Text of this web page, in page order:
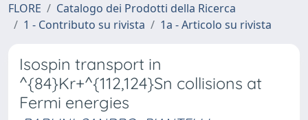
FLORE
Catalogo dei Prodotti della Ricerca
1 - Contributo su rivista
1a - Articolo su rivista
Isospin transport in
^{84}Kr+^{112,124}Sn collisions at
Fermi energies